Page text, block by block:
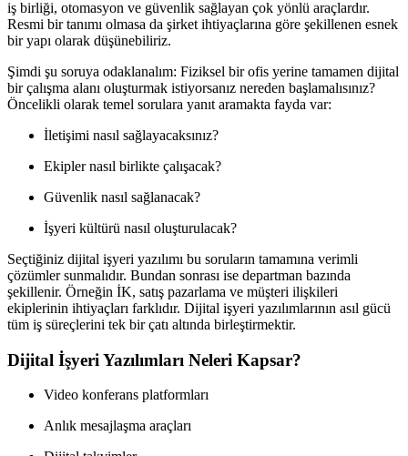
iş birliği, otomasyon ve güvenlik sağlayan çok yönlü araçlardır.
Resmi bir tanımı olmasa da şirket ihtiyaçlarına göre şekillenen esnek
bir yapı olarak düşünebiliriz.
Şimdi şu soruya odaklanalım: Fiziksel bir ofis yerine tamamen dijital
bir çalışma alanı oluşturmak istiyorsanız nereden başlamalısınız?
Öncelikli olarak temel sorulara yanıt aramakta fayda var:
İletişimi nasıl sağlayacaksınız?
Ekipler nasıl birlikte çalışacak?
Güvenlik nasıl sağlanacak?
İşyeri kültürü nasıl oluşturulacak?
Seçtiğiniz dijital işyeri yazılımı bu soruların tamamına verimli
çözümler sunmalıdır. Bundan sonrası ise departman bazında
şekillenir. Örneğin İK, satış pazarlama ve müşteri ilişkileri
ekiplerinin ihtiyaçları farklıdır. Dijital işyeri yazılımlarının asıl gücü
tüm iş süreçlerini tek bir çatı altında birleştirmektir.
Dijital İşyeri Yazılımları Neleri Kapsar?
Video konferans platformları
Anlık mesajlaşma araçları